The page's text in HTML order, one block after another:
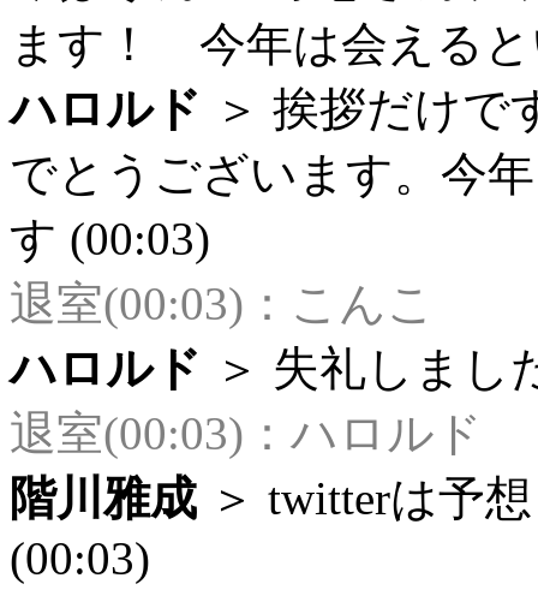
ます！ 今年は会えると
ハロルド ＞ 挨拶だけで
でとうございます。今
す (00:03)
退室(00:03)：こんこ
ハロルド ＞ 失礼しまし
退室(00:03)：ハロルド
階川雅成 ＞ twitterは予
(00:03)